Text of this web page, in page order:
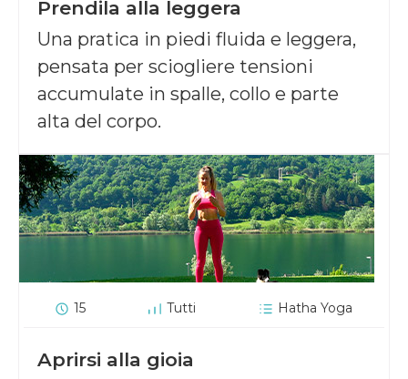
Prendila alla leggera
Una pratica in piedi fluida e leggera,
pensata per sciogliere tensioni
accumulate in spalle, collo e parte
alta del corpo.
15 Tutti Hatha Yoga
Aprirsi alla gioia